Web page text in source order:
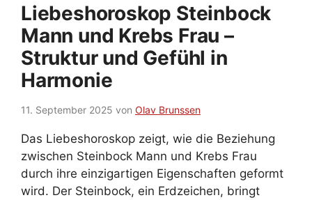
Liebeshoroskop Steinbock
Mann und Krebs Frau –
Struktur und Gefühl in
Harmonie
11. September 2025 von Olav Brunssen
Das Liebeshoroskop zeigt, wie die Beziehung
zwischen Steinbock Mann und Krebs Frau
durch ihre einzigartigen Eigenschaften geformt
wird. Der Steinbock, ein Erdzeichen, bringt